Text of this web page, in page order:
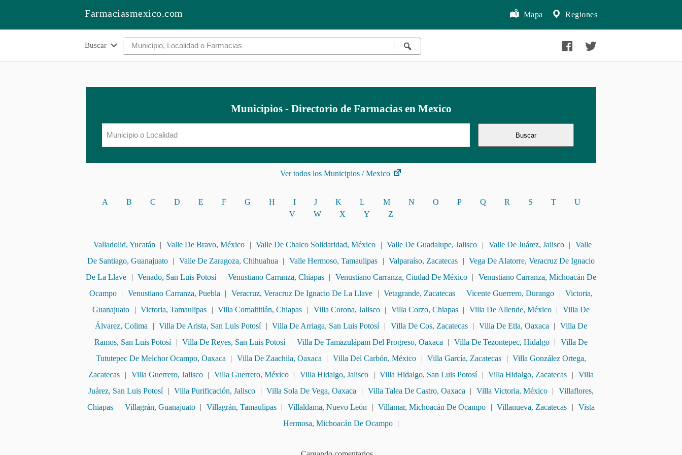
Regiones
Mapa
Farmaciasmexico.com
Buscar
Municipios - Directorio de Farmacias en Mexico
Buscar
Ver todos los Municipios / Mexico
A B C D E F G H I J K L M N O P Q R S T
U
V
W X Y Z
Valladolid, Yucatán | Valle De Bravo, México | Valle De Chalco Solidaridad, México | Valle De Guadalupe, Jalisco | Valle De Juárez, Jalisco |
Valle
De Santiago, Guanajuato
| Valle De Zaragoza, Chihuahua | Valle Hermoso, Tamaulipas | Valparaíso, Zacatecas |
Vega De Alatorre, Veracruz De Ignacio
De La Llave
| Venado, San Luis Potosí | Venustiano Carranza, Chiapas | Venustiano Carranza, Ciudad De México |
Venustiano Carranza, Michoacán De
Ocampo
| Venustiano Carranza, Puebla | Veracruz, Veracruz De Ignacio De La Llave | Vetagrande, Zacatecas | Vicente Guerrero, Durango |
Victoria,
Guanajuato
| Victoria, Tamaulipas | Villa Comaltitlán, Chiapas | Villa Corona, Jalisco | Villa Corzo, Chiapas | Villa De Allende, México |
Villa De
Álvarez, Colima
| Villa De Arista, San Luis Potosí | Villa De Arriaga, San Luis Potosí | Villa De Cos, Zacatecas | Villa De Etla, Oaxaca |
Villa De
Ramos, San Luis Potosí
| Villa De Reyes, San Luis Potosí | Villa De Tamazulápam Del Progreso, Oaxaca | Villa De Tezontepec, Hidalgo |
Villa De
Tututepec De Melchor Ocampo, Oaxaca
| Villa De Zaachila, Oaxaca | Villa Del Carbón, México | Villa García, Zacatecas |
Villa González Ortega,
Zacatecas
| Villa Guerrero, Jalisco | Villa Guerrero, México | Villa Hidalgo, Jalisco | Villa Hidalgo, San Luis Potosí | Villa Hidalgo, Zacatecas |
Villa
Juárez, San Luis Potosí
| Villa Purificación, Jalisco | Villa Sola De Vega, Oaxaca | Villa Talea De Castro, Oaxaca | Villa Victoria, México |
Villaflores,
Chiapas
| Villagrán, Guanajuato | Villagrán, Tamaulipas | Villaldama, Nuevo León | Villamar, Michoacán De Ocampo | Villanueva, Zacatecas |
Vista
Hermosa, Michoacán De Ocampo
|